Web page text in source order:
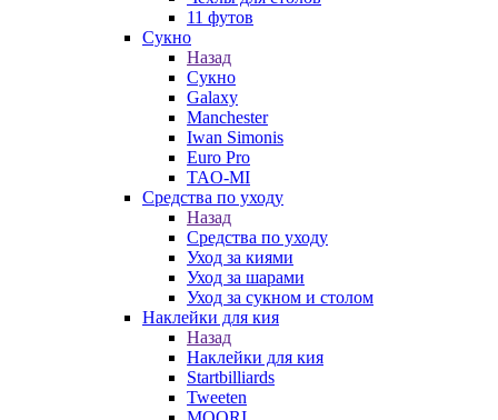
11 футов
Сукно
Назад
Сукно
Galaxy
Manchester
Iwan Simonis
Euro Pro
TAO-MI
Средства по уходу
Назад
Средства по уходу
Уход за киями
Уход за шарами
Уход за сукном и столом
Наклейки для кия
Назад
Наклейки для кия
Startbilliards
Tweeten